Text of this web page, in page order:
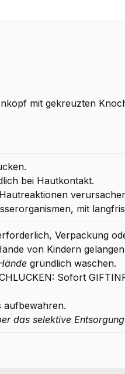
mit gekreuzten
bei Hautkontakt.
mit
Verpackung
von Kindern
gründlich waschen.
Sofort
aufbewahren.
das selektive